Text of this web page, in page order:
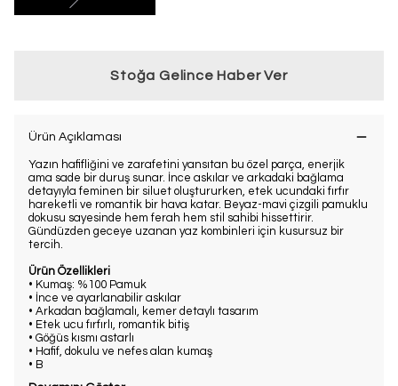
Stoğa Gelince Haber Ver
Ürün Açıklaması
Yazın hafifliğini ve zarafetini yansıtan bu özel parça, enerjik
ama sade bir duruş sunar. İnce askılar ve arkadaki bağlama
detayıyla feminen bir siluet oluştururken, etek ucundaki fırfır
hareketli ve romantik bir hava katar. Beyaz-mavi çizgili pamuklu
dokusu sayesinde hem ferah hem stil sahibi hissettirir.
Gündüzden geceye uzanan yaz kombinleri için kusursuz bir
tercih.
Ürün Özellikleri
• Kumaş: %100 Pamuk
• İnce ve ayarlanabilir askılar
• Arkadan bağlamalı, kemer detaylı tasarım
• Etek ucu fırfırlı, romantik bitiş
• Göğüs kısmı astarlı
• Hafif, dokulu ve nefes alan kumaş
• B